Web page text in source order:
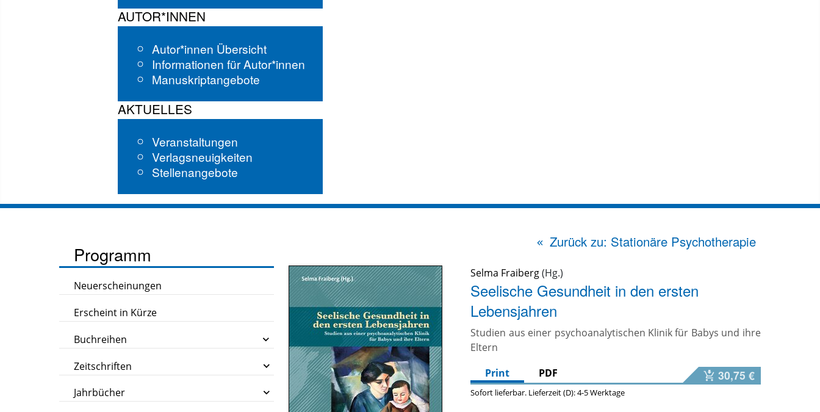
AUTOR*INNEN
Autor*innen Übersicht
Informationen für Autor*innen
Manuskriptangebote
AKTUELLES
Veranstaltungen
Verlagsneuigkeiten
Stellenangebote
Programm
Neuerscheinungen
Erscheint in Kürze
Buchreihen
Zeitschriften
Jahrbücher
Zurück zu: Stationäre Psychotherapie
Selma Fraiberg
Seelische Gesundheit in den ersten
Lebensjahren
Studien aus einer psychoanalytischen Klinik für Babys und ihre
Eltern
Print
PDF 30,75 €
Sofort lieferbar. Lieferzeit (D): 4-5 Werktage